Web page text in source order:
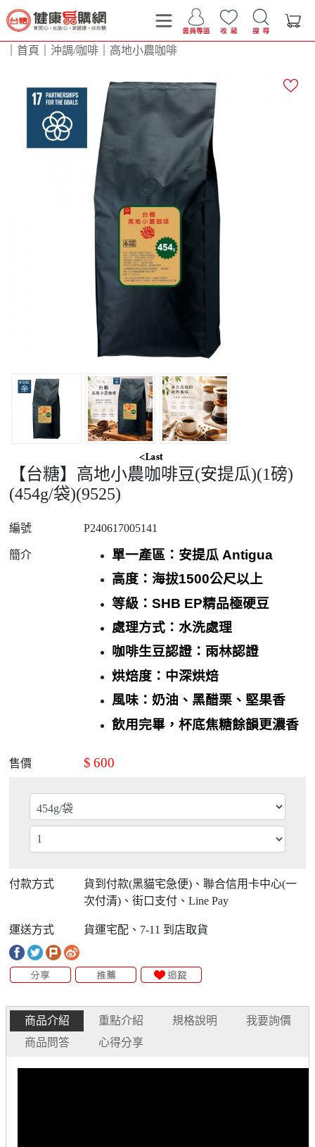
首頁 沖調/咖啡 高地小農咖啡
【台糖】高地小農咖啡豆(安提瓜)(1磅)
(454g/袋)(9525)
編號 P240617005141
簡介 單一產區：安提瓜 Antigua
高度：海拔1500公尺以上
等級： SHB EP精品極硬豆
處理方式：水洗處理
咖啡生豆認證：雨林認證
烘焙度：中深烘焙
風味：奶油、黑醋栗、堅果香
飲用完畢，杯底焦糖餘韻更濃香
售價 $ 600
付款方式
貨到付款(黑貓宅急便)、聯合信用卡中心(一
次付清)、街口支付、Line Pay
運送方式 貨運宅配、7-11 到店取貨
商品介紹 重點介紹 規格說明
我要詢價
商品問答
心得分享